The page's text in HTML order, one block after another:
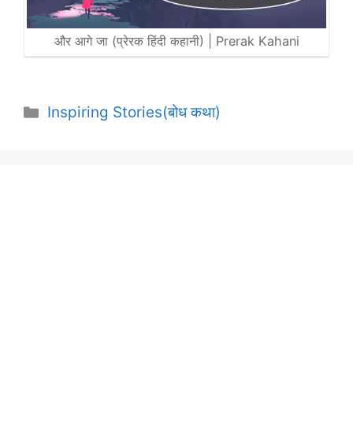
और आगे जा (प्रेरक हिंदी कहानी) | Prerak Kahani
Categories
Inspiring Stories(बोध कथा)